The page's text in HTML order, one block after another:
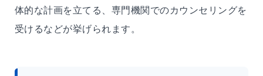
体的な計画を立てる、専門機関でのカウンセリングを
受けるなどが挙げられます。